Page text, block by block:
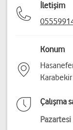
İletişim
Konum
Çalışma
Pazartesi